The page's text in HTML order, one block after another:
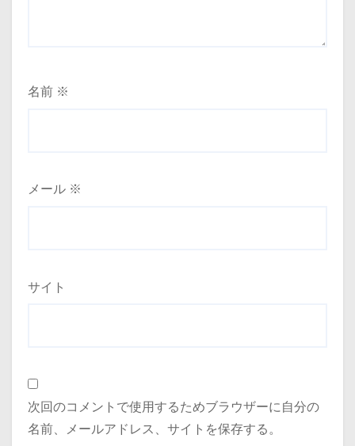
名前 ※
メール ※
サイト
次回のコメントで使用するためブラウザーに自分の
名前、メールアドレス、サイトを保存する。